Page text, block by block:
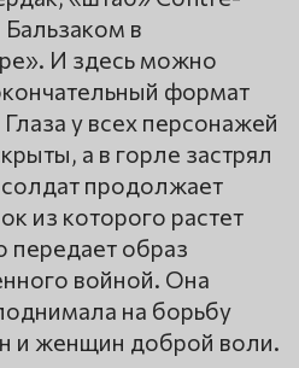
в
И здесь можно
формат
у всех персонажей
а в горле застрял
продолжает
из которого растет
передает образ
войной. Она
на борьбу
и женщин доброй воли.